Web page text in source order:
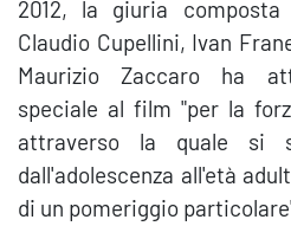
2012, la giuria
Claudio Cupellini, Ivan
Maurizio Zaccaro ha
speciale al film "per la
attraverso la quale si
dall'adolescenza all'età
di un pomeriggio